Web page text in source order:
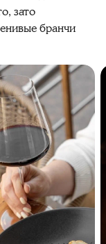
зато
бранчи